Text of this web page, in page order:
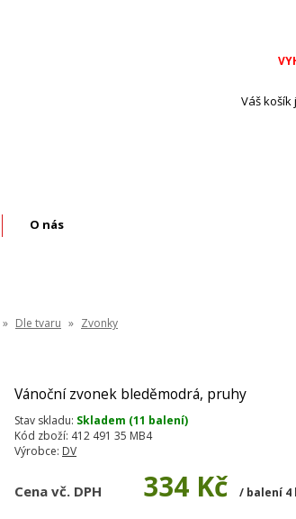
Váš
O nás
» Dle tvaru » Zvonky
Vánoční zvonek bleděmodrá, pruhy
Stav skladu: Skladem (11 balení)
Kód zboží: 412 491 35 MB4
Výrobce: DV
Cena vč. DPH 334 Kč / balení 4